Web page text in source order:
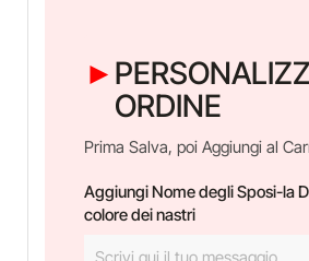
ORDINE
Prima Salva, poi Aggiungi al
Aggiungi Nome degli Sposi-la
colore dei nastri